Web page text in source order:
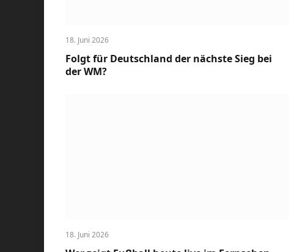
18. Juni 2026
Folgt für Deutschland der nächste Sieg bei
der WM?
18. Juni 2026